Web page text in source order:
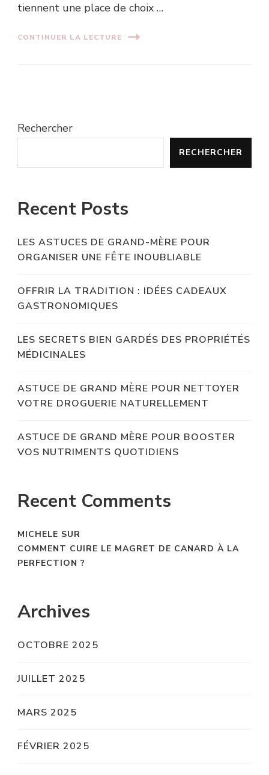
tiennent une place de choix …
CONTINUER LA LECTURE
Rechercher
RECHERCHER
Recent Posts
LES ASTUCES DE GRAND-MÈRE POUR
ORGANISER UNE FÊTE INOUBLIABLE
OFFRIR LA TRADITION : IDÉES CADEAUX
GASTRONOMIQUES
LES SECRETS BIEN GARDÉS DES PROPRIÉTÉS
MÉDICINALES
ASTUCE DE GRAND MÈRE POUR NETTOYER
VOTRE DROGUERIE NATURELLEMENT
ASTUCE DE GRAND MÈRE POUR BOOSTER
VOS NUTRIMENTS QUOTIDIENS
Recent Comments
MICHELE SUR
COMMENT CUIRE LE MAGRET DE CANARD À LA
PERFECTION ?
Archives
OCTOBRE 2025
JUILLET 2025
MARS 2025
FÉVRIER 2025